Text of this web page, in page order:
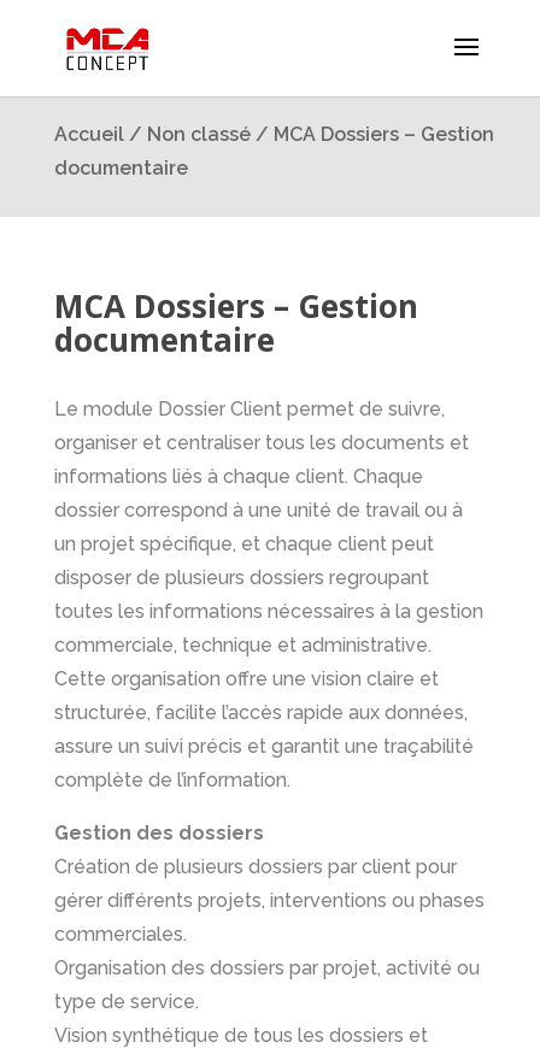
Accueil/ Non classé/ MCA Dossiers – Gestion
documentaire
MCA Dossiers – Gestion
documentaire
Le module Dossier Client permet de suivre,
organiser et centraliser tous les documents et
informations liés à chaque client. Chaque
dossier correspond à une unité de travail ou à
un projet spécifique, et chaque client peut
disposer de plusieurs dossiers regroupant
toutes les informations nécessaires à la gestion
commerciale, technique et administrative.
Cette organisation offre une vision claire et
structurée, facilite l’accès rapide aux données,
assure un suivi précis et garantit une traçabilité
complète de l’information.
Gestion des dossiers
Création de plusieurs dossiers par client pour
gérer différents projets, interventions ou phases
commerciales.
Organisation des dossiers par projet, activité ou
type de service.
Vision synthétique de tous les dossiers et